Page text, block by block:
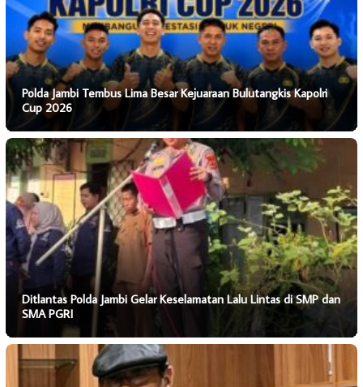
Polda Jambi Tembus Lima Besar Kejuaraan Bulutangkis Kapolri
Cup 2026
Ditlantas Polda Jambi Gelar Keselamatan Lalu Lintas di SMP dan
SMA PGRI